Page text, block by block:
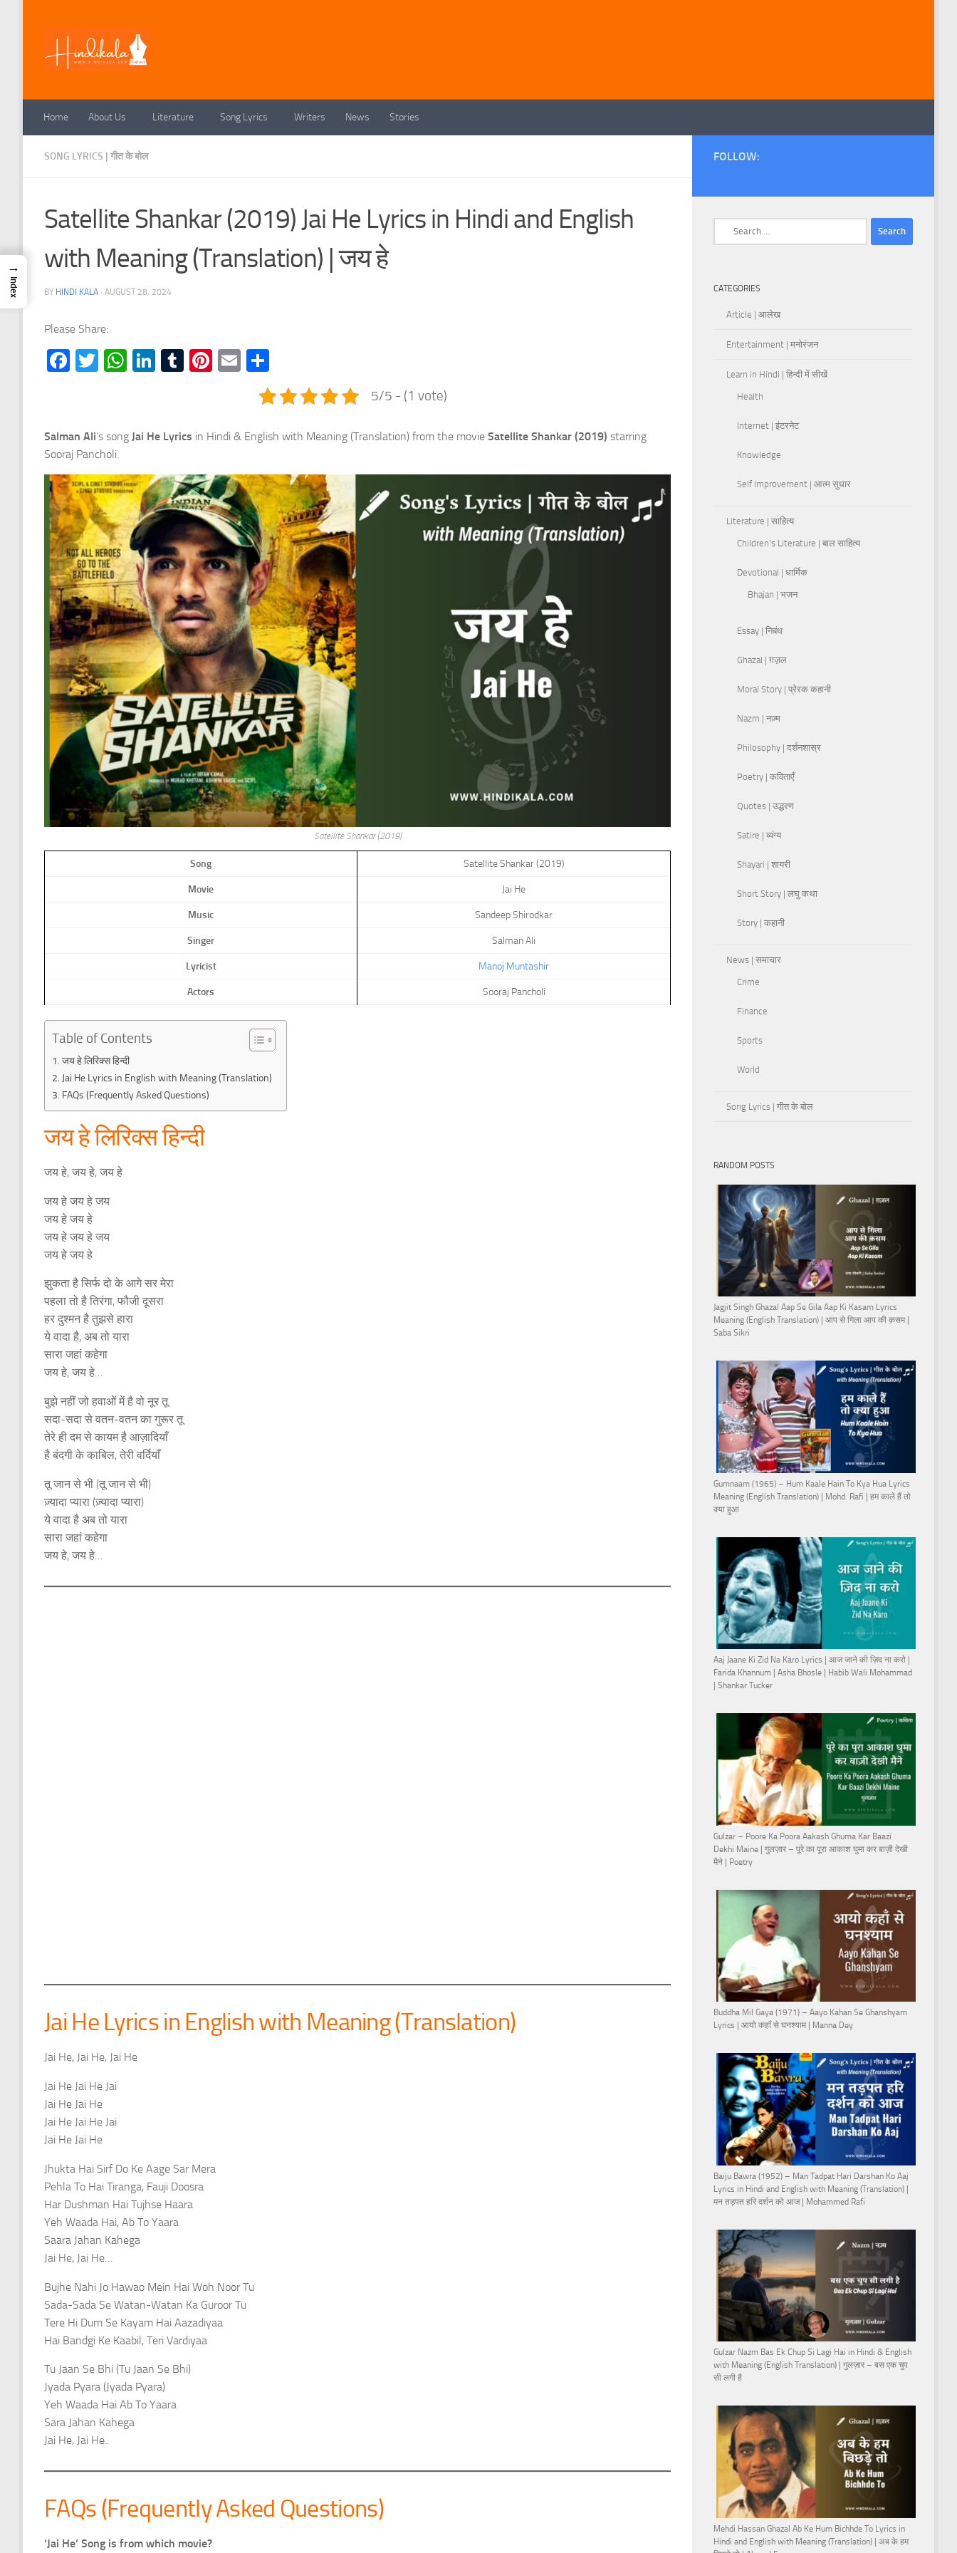
Home About Us Literature Song Lyrics Writers News Stories
SONG LYRICS | गीत के बोल
Satellite Shankar (2019) Jai He Lyrics in Hindi and English
with Meaning (Translation) | जय हे
BY HINDI KALA · AUGUST 28, 2024
Please Share:
Facebook
TwitterWhatsApp
LinkedIn
Tumblr
Pinterest
Email
5/5 - (1 vote)
Salman Ali‘s song Jai He Lyrics in Hindi & English with Meaning (Translation) from the movie Satellite Shankar (2019) starring
Sooraj Pancholi.
Satellite Shankar (2019)
Song Satellite Shankar (2019)
Movie Jai He
Music Sandeep Shirodkar
Singer Salman Ali
Lyricist Manoj Muntashir
Actors Sooraj Pancholi
Table of Contents
जय हे लिरिक्स हिन्दी
Jai He Lyrics in English with Meaning (Translation)
FAQs (Frequently Asked Questions)
जय हे लिरिक्स हिन्दी
जय हे, जय हे, जय हे
जय हे जय हे जय
जय हे जय हे
जय हे जय हे जय
जय हे जय हे
झुकता है सिर्फ दो के आगे सर मेरा
पहला तो है तिरंगा, फौजी दूसरा
हर दुश्मन है तुझसे हारा
ये वादा है, अब तो यारा
सारा जहां कहेगा
जय हे, जय हे…
बुझे नहीं जो हवाओं में है वो नूर तू
सदा-सदा से वतन-वतन का गुरूर तू
तेरे ही दम से कायम है आज़ादियाँ
है बंदगी के काबिल, तेरी वर्दियाँ
तू जान से भी (तू जान से भी)
ज़्यादा प्यारा (ज़्यादा प्यारा)
ये वादा है अब तो यारा
सारा जहां कहेगा
जय हे, जय हे…
Jai He Lyrics in English with Meaning (Translation)
Jai He, Jai He, Jai He
Jai He Jai He Jai
Jai He Jai He
Jai He Jai He Jai
Jai He Jai He
Jhukta Hai Sirf Do Ke Aage Sar Mera
Pehla To Hai Tiranga, Fauji Doosra
Har Dushman Hai Tujhse Haara
Yeh Waada Hai, Ab To Yaara
Saara Jahan Kahega
Jai He, Jai He…
Bujhe Nahi Jo Hawao Mein Hai Woh Noor Tu
Sada-Sada Se Watan-Watan Ka Guroor Tu
Tere Hi Dum Se Kayam Hai Aazadiyaa
Hai Bandgi Ke Kaabil, Teri Vardiyaa
Tu Jaan Se Bhi (Tu Jaan Se Bhi)
Jyada Pyara (Jyada Pyara)
Yeh Waada Hai Ab To Yaara
Sara Jahan Kahega
Jai He, Jai He..
FAQs (Frequently Asked Questions)
‘Jai He’ Song is from which movie?
FOLLOW:
CATEGORIES
Article | आलेख
Entertainment | मनोरंजन
Learn in Hindi | हिन्दी में सीखें
Health
Internet | इंटरनेट
Knowledge
Self Improvement | आत्म सुधार
Literature | साहित्य
Children's Literature | बाल साहित्य
Devotional | धार्मिक
Bhajan | भजन
Essay | निबंध
Ghazal | ग़ज़ल
Moral Story | प्रेरक कहानी
Nazm | नज़्म
Philosophy | दर्शनशास्र
Poetry | कविताएँ
Quotes | उद्धरण
Satire | व्यंग्य
Shayari | शायरी
Short Story | लघु कथा
Story | कहानी
News | समाचार
Crime
Finance
Sports
World
Song Lyrics | गीत के बोल
RANDOM POSTS
Jagjit Singh Ghazal Aap Se Gila Aap Ki Kasam Lyrics
Meaning (English Translation) | आप से गिला आप की क़सम |
Saba Sikri
Gumnaam (1965) – Hum Kaale Hain To Kya Hua Lyrics
Meaning (English Translation) | Mohd. Rafi | हम काले हैं तो
क्या हुआ
Aaj Jaane Ki Zid Na Karo Lyrics | आज जाने की ज़िद ना करो |
Farida Khannum | Asha Bhosle | Habib Wali Mohammad
| Shankar Tucker
Gulzar – Poore Ka Poora Aakash Ghuma Kar Baazi
Dekhi Maine | गुलज़ार – पूरे का पूरा आकाश घुमा कर बाज़ी देखी
मैने | Poetry
Buddha Mil Gaya (1971) – Aayo Kahan Se Ghanshyam
Lyrics | आयो कहाँ से घनश्याम | Manna Dey
Baiju Bawra (1952) – Man Tadpat Hari Darshan Ko Aaj
Lyrics in Hindi and English with Meaning (Translation) |
मन तड़पत हरि दर्शन को आज | Mohammed Rafi
Gulzar Nazm Bas Ek Chup Si Lagi Hai in Hindi & English
with Meaning (English Translation) | गुलज़ार – बस एक चुप
सी लगी है
Mehdi Hassan Ghazal Ab Ke Hum Bichhde To Lyrics in
Hindi and English with Meaning (Translation) | अब के हम
→
Index